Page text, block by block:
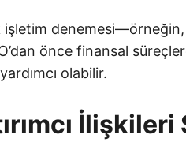
denemesi—örneğin,
önce finansal
olabilir.